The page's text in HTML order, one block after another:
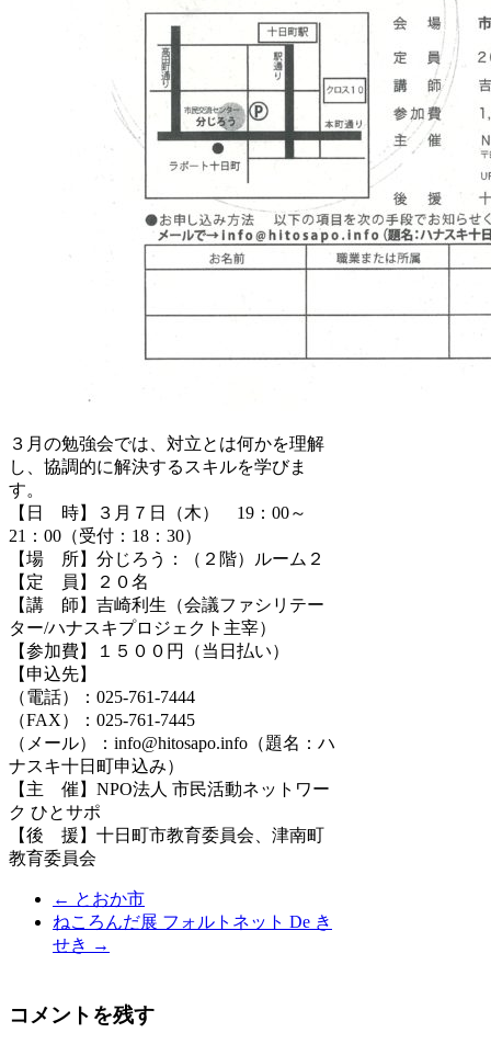
３月の勉強会では、対立とは何かを理解
し、協調的に解決するスキルを学びま
す。
【日 時】３月７日（木） 19：00～
21：00（受付：18：30）
【場 所】分じろう：（２階）ルーム２
【定 員】２０名
【講 師】吉崎利生（会議ファシリテー
ター/ハナスキプロジェクト主宰）
【参加費】１５００円（当日払い）
【申込先】
（電話）：025‐761‐7444
（FAX）：025‐761‐7445
（メール）：info@hitosapo.info（題名：ハ
ナスキ十日町申込み）
【主 催】NPO法人 市民活動ネットワー
ク ひとサポ
【後 援】十日町市教育委員会、津南町
教育委員会
← とおか市
ねころんだ展 フォルトネット De き
せき →
コメントを残す